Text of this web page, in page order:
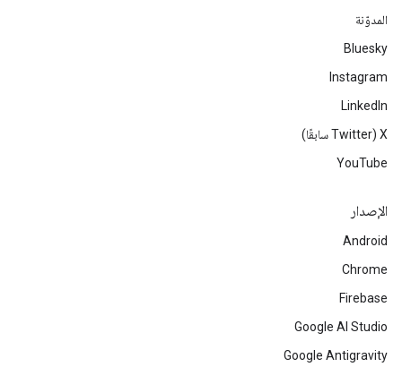
المدوّنة
Bluesky
Instagram
LinkedIn
‫X ‏(Twitter سابقًا)
YouTube
الإصدار
Android
Chrome
Firebase
Google AI Studio
Google Antigravity